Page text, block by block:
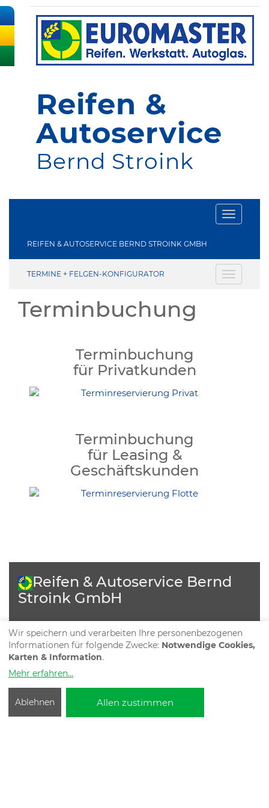
Reifen &
Autoservice
Bernd Stroink
Toggle
REIFEN & AUTOSERVICE BERND STROINK GMBH
Toggle
TERMINE + FELGEN-KONFIGURATOR
Terminbuchung
Terminbuchung
für Privatkunden
Terminbuchung
für Leasing &
Geschäftskunden
Reifen & Autoservice Bernd
Stroink GmbH
Brägeler Forst 1
49393 Lohne
Tel: 04442 739503
Fax: 04442 739504
info​@reifen-stroink.de
Wir speichern und verarbeiten Ihre personenbezogenen
Informationen für folgende Zwecke: Notwendige Cookies,
Karten & Information.
Mehr erfahren...
Ablehnen Allen zustimmen